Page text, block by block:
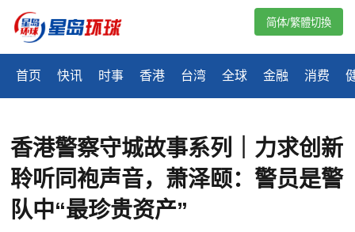
首页 快讯 时事 香港 台湾 全球 金融 消费
简体/繁體切換
香港警察守城故事系列｜力求创新
聆听同袍声音，萧泽颐：警员是警
队中“最珍贵资产”